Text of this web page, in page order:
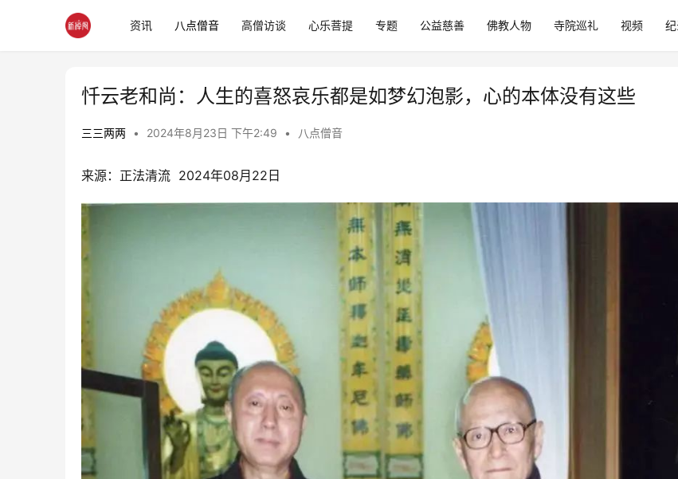
资讯 八点僧音 高僧访谈 心乐菩提 专题 公益慈善 佛教人物 寺院巡礼 视频
忏云老和尚：人生的喜怒哀乐都是如梦幻泡影，心的本体没有这些
三三两两 • 2024年8月23日 下午2:49 • 八点僧音
来源：正法清流  2024年08月22日